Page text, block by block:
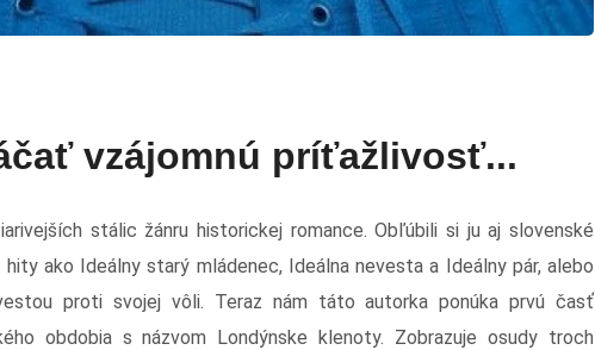
vzájomnú príťažlivosť...
stálic žánru historickej romance. Obľúbili si ju aj slovenské
ako Ideálny starý mládenec, Ideálna nevesta a Ideálny pár, alebo
proti svojej vôli. Teraz nám táto autorka ponúka prvú časť
obdobia s názvom Londýnske klenoty. Zobrazuje osudy troch